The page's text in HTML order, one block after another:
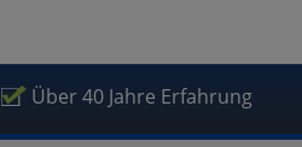
Über 40 Jahre Erfahrung